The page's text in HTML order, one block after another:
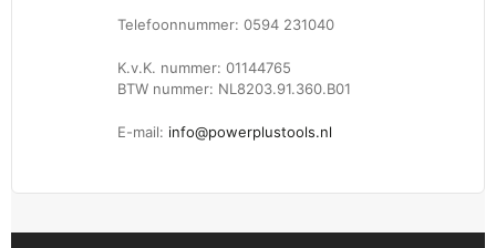
Telefoonnummer: 0594 231040
K.v.K. nummer: 01144765
BTW nummer: NL8203.91.360.B01
E-mail: info@powerplustools.nl